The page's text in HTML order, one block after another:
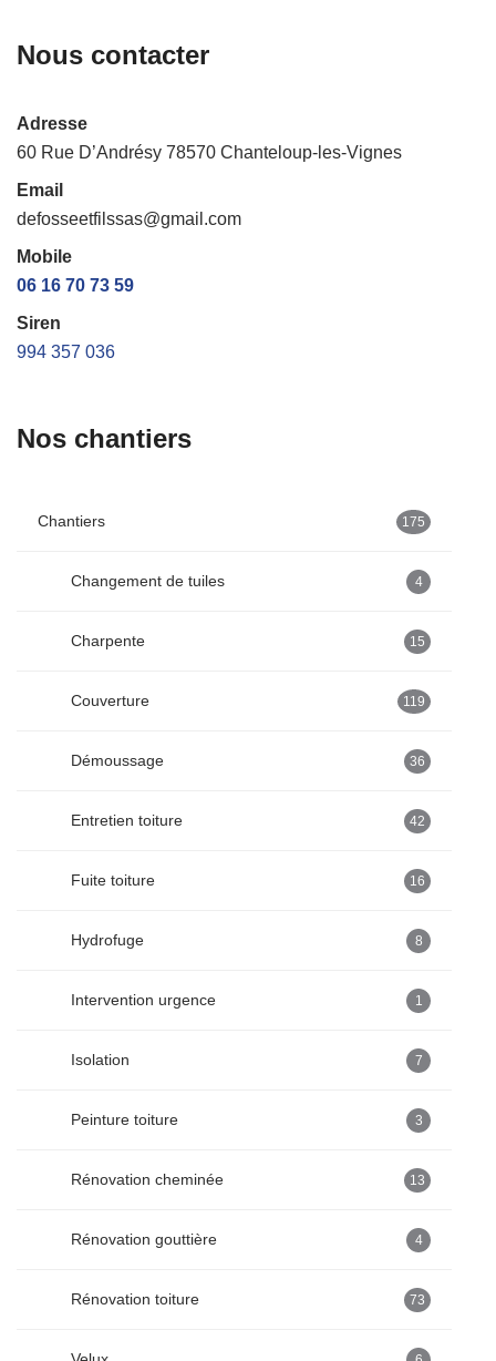
Nous contacter
Adresse
60 Rue D’Andrésy 78570 Chanteloup-les-Vignes
Email
defosseetfilssas@gmail.com
Mobile
06 16 70 73 59
Siren
994 357 036
Nos chantiers
Chantiers 175
Changement de tuiles 4
Charpente 15
Couverture 119
Démoussage 36
Entretien toiture 42
Fuite toiture 16
Hydrofuge 8
Intervention urgence 1
Isolation 7
Peinture toiture 3
Rénovation cheminée 13
Rénovation gouttière 4
Rénovation toiture 73